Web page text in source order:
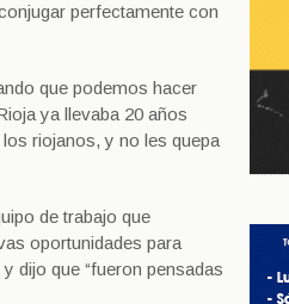
perfectamente con
que podemos hacer
ya llevaba 20 años
riojanos, y no les quepa
de trabajo que
oportunidades para
dijo que “fueron pensadas